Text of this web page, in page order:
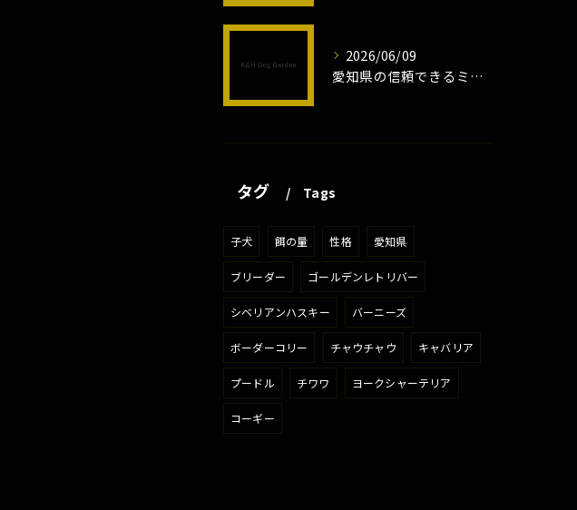
2026/06/09
愛知県の信頼できるミニチュアピンシャーブリーダーの魅力
タグ Tags
子犬 餌の量 性格 愛知県
ブリーダー ゴールデンレトリバー
シベリアンハスキー バーニーズ
ボーダーコリー チャウチャウ キャバリア
プードル チワワ ヨークシャーテリア
コーギー